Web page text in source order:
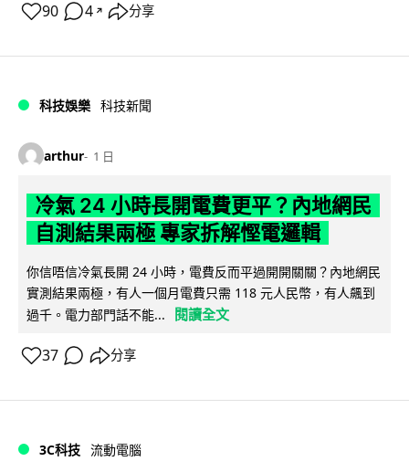
90 4 ↗ 分享
科技娛樂 科技新聞
arthur 1 日
冷氣 24 小時長開電費更平？內地網民
自測結果兩極 專家拆解慳電邏輯
你信唔信冷氣長開 24 小時，電費反而平過開開關關？內地網民
實測結果兩極，有人一個月電費只需 118 元人民幣，有人飆到
過千。電力部門話不能...
閱讀全文
37 分享
3C科技 流動電腦